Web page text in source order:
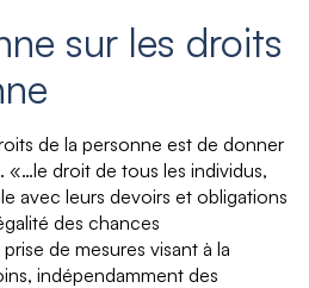
sur les droits
de la personne est de donner
droit de tous les individus,
avec leurs devoirs et obligations
des chances
de mesures visant à la
indépendamment des